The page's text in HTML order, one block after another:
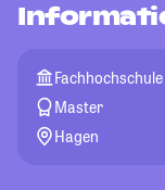
Master
Hagen